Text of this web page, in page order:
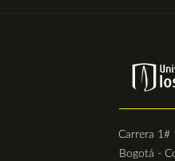
Carrera 1#
Bogotá -